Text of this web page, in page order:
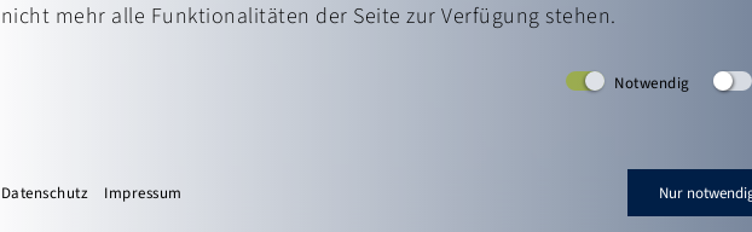
nicht mehr alle Funktionalitäten der Seite zur Verfügung stehen.
Notwendig
Nur
Datenschutz Impressum